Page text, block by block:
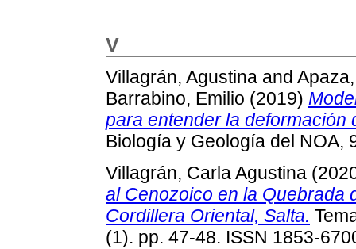
V
Villagrán, Agustina and
Barrabino, Emilio (2019)
para entender la deformación
Biología y Geología del NOA,
Villagrán, Carla Agustina
al Cenozoico en la Quebrada
Cordillera Oriental, Salta.
(1). pp. 47-48. ISSN 1853-